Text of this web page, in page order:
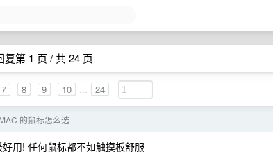
复第 1 页 / 共 24 页
7 8 9 10 ... 24
MAC 的鼠标怎么选
用! 任何鼠标都不如触摸板舒服